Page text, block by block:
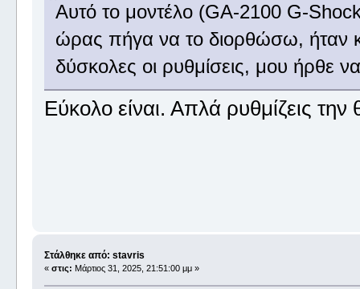
Αυτό το μοντέλο (GA-2100 G-
ώρας πήγα να το διορθώσω, ήταν
δύσκολες οι ρυθμίσεις, μου ήρθε
Εύκολο είναι. Απλά ρυθμίζεις
Στάλθηκε από: stavris
« στις: Μάρτιος 31, 2025, 21:51:00 μμ »